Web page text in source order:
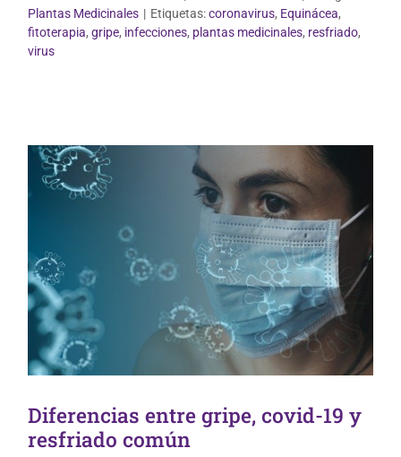
Plantas Medicinales | Etiquetas:coronavirus, Equinácea,
fitoterapia, gripe, infecciones, plantas medicinales, resfriado,
virus
Diferencias entre gripe, covid-19 y
resfriado común